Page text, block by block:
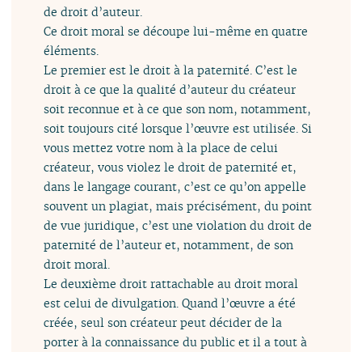
de droit d’auteur.
Ce droit moral se découpe lui-même en quatre
éléments.
Le premier est le droit à la paternité. C’est le
droit à ce que la qualité d’auteur du créateur
soit reconnue et à ce que son nom, notamment,
soit toujours cité lorsque l’œuvre est utilisée. Si
vous mettez votre nom à la place de celui
créateur, vous violez le droit de paternité et,
dans le langage courant, c’est ce qu’on appelle
souvent un plagiat, mais précisément, du point
de vue juridique, c’est une violation du droit de
paternité de l’auteur et, notamment, de son
droit moral.
Le deuxième droit rattachable au droit moral
est celui de divulgation. Quand l’œuvre a été
créée, seul son créateur peut décider de la
porter à la connaissance du public et il a tout à